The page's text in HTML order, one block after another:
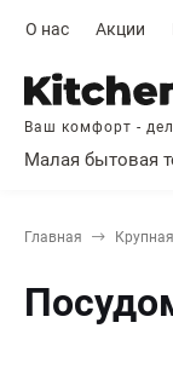
О нас Акции
Ваш комфорт -
Малая бытовая
Главная